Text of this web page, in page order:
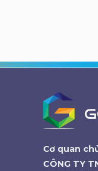
Cơ quan
CÔNG TY